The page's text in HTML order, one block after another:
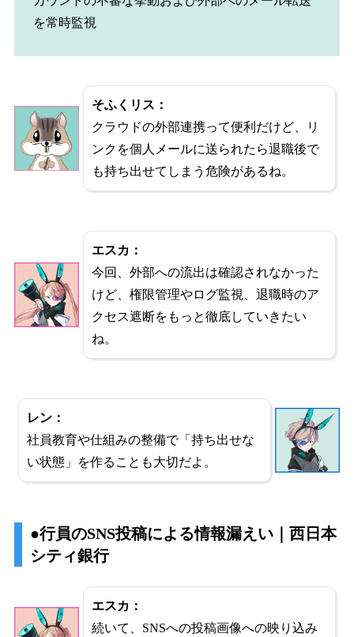
を常時監視
そふくリス：
クラウドの外部連携って便利だけど、リ
ンクを個人メールに送られたら退職後で
も持ち出せてしまう危険があるね。
エスカ：
今回、外部への流出は確認されなかった
けど、権限管理やログ監視、退職時のア
クセス遮断をもっと徹底していきたい
ね。
レン：
社員教育や仕組みの整備で「持ち出せな
い状態」を作ることも大切だよ。
●行員のSNS投稿による情報漏えい｜西日本
シティ銀行
エスカ：
続いて、SNSへの投稿画像への映り込み